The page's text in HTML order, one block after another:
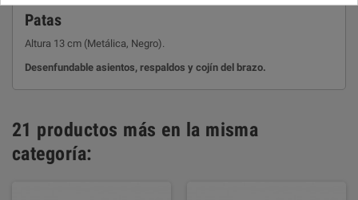
Patas
Altura 13 cm (Metálica, Negro).
Desenfundable asientos, respaldos y cojín del brazo.
21 productos más en la misma
categoría: